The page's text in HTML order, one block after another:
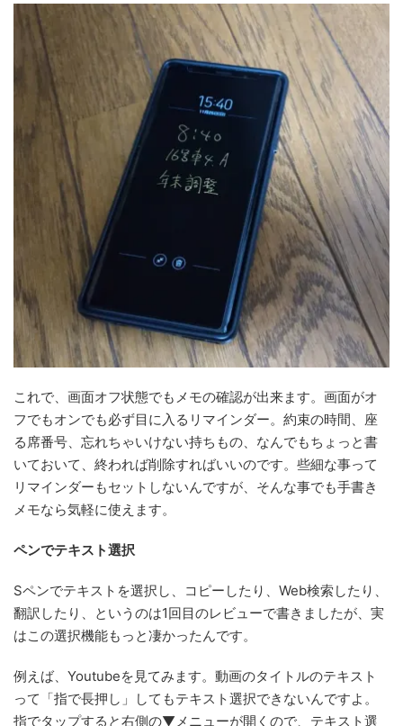
これで、画面オフ状態でもメモの確認が出来ます。画面がオ
フでもオンでも必ず目に入るリマインダー。約束の時間、座
る席番号、忘れちゃいけない持ちもの、なんでもちょっと書
いておいて、終われば削除すればいいのです。些細な事って
リマインダーもセットしないんですが、そんな事でも手書き
メモなら気軽に使えます。
ペンでテキスト選択
Sペンでテキストを選択し、コピーしたり、Web検索したり、
翻訳したり、というのは1回目のレビューで書きましたが、実
はこの選択機能もっと凄かったんです。
例えば、Youtubeを見てみます。動画のタイトルのテキスト
って「指で長押し」してもテキスト選択できないんですよ。
指でタップすると右側の▼メニューが開くので、テキスト選